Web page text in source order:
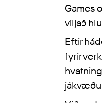
Games
viljað
Eftir
fyrir